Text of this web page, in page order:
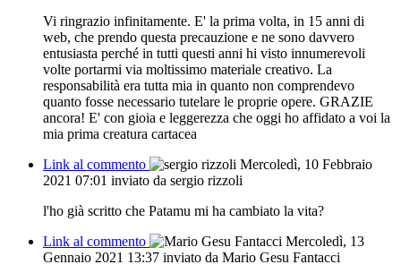
Vi ringrazio infinitamente. E' la prima volta, in 15 anni di
web, che prendo questa precauzione e ne sono davvero
entusiasta perché in tutti questi anni hi visto innumerevoli
volte portarmi via moltissimo materiale creativo. La
responsabilità era tutta mia in quanto non comprendevo
quanto fosse necessario tutelare le proprie opere. GRAZIE
ancora! E' con gioia e leggerezza che oggi ho affidato a voi la
mia prima creatura cartacea
Link al commento
Mercoledì, 10 Febbraio
2021 07:01 inviato da sergio rizzoli
l'ho già scritto che Patamu mi ha cambiato la vita?
Link al commento
Mercoledì, 13
Gennaio 2021 13:37 inviato da Mario Gesu Fantacci